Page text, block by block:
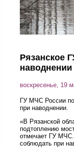
Рязанское
наводнении
воскресенье, 19
ГУ МЧС России по
при наводнении.
«В Рязанской
подтоплению
отмечает ГУ МЧС.
соблюдать при